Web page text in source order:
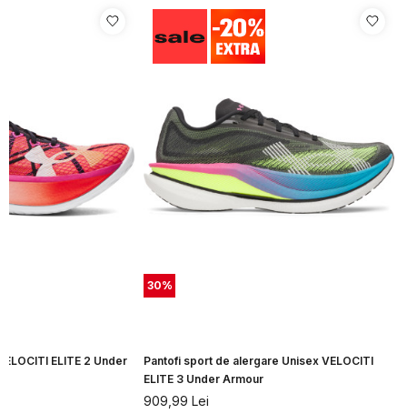
ELITE 2 Under
30%
Pantofi sport de alergare Unisex VELOCITI
ELITE 3 Under Armour
909,99 Lei